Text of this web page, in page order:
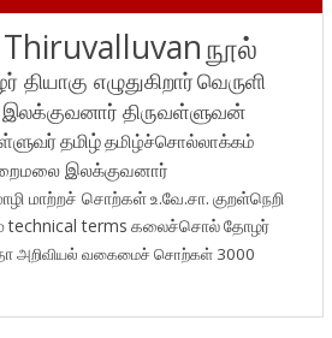
நூல்
தியாகு எழுதுகிறார்வெருளி
இலக்குவனார் திருவள்ளுவன்
தமிழ்தமிழ்ச்சொல்லாக்கம்
இலக்குவனார்
மாற்றச் சொற்கள்உ.வே.சா. குறள்நெறி
technical terms கலைச்சொல்தோழர்
அறிவியல் வகைமைச் சொற்கள் 3000